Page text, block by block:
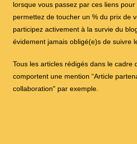
lorsque vous passez par ces liens
permettez de toucher un % du prix de
participez activement à la survie du
évidement jamais obligé(e)s de suivre
Tous les articles rédigés dans le cadre
comportent une mention “Article
collaboration" par exemple.